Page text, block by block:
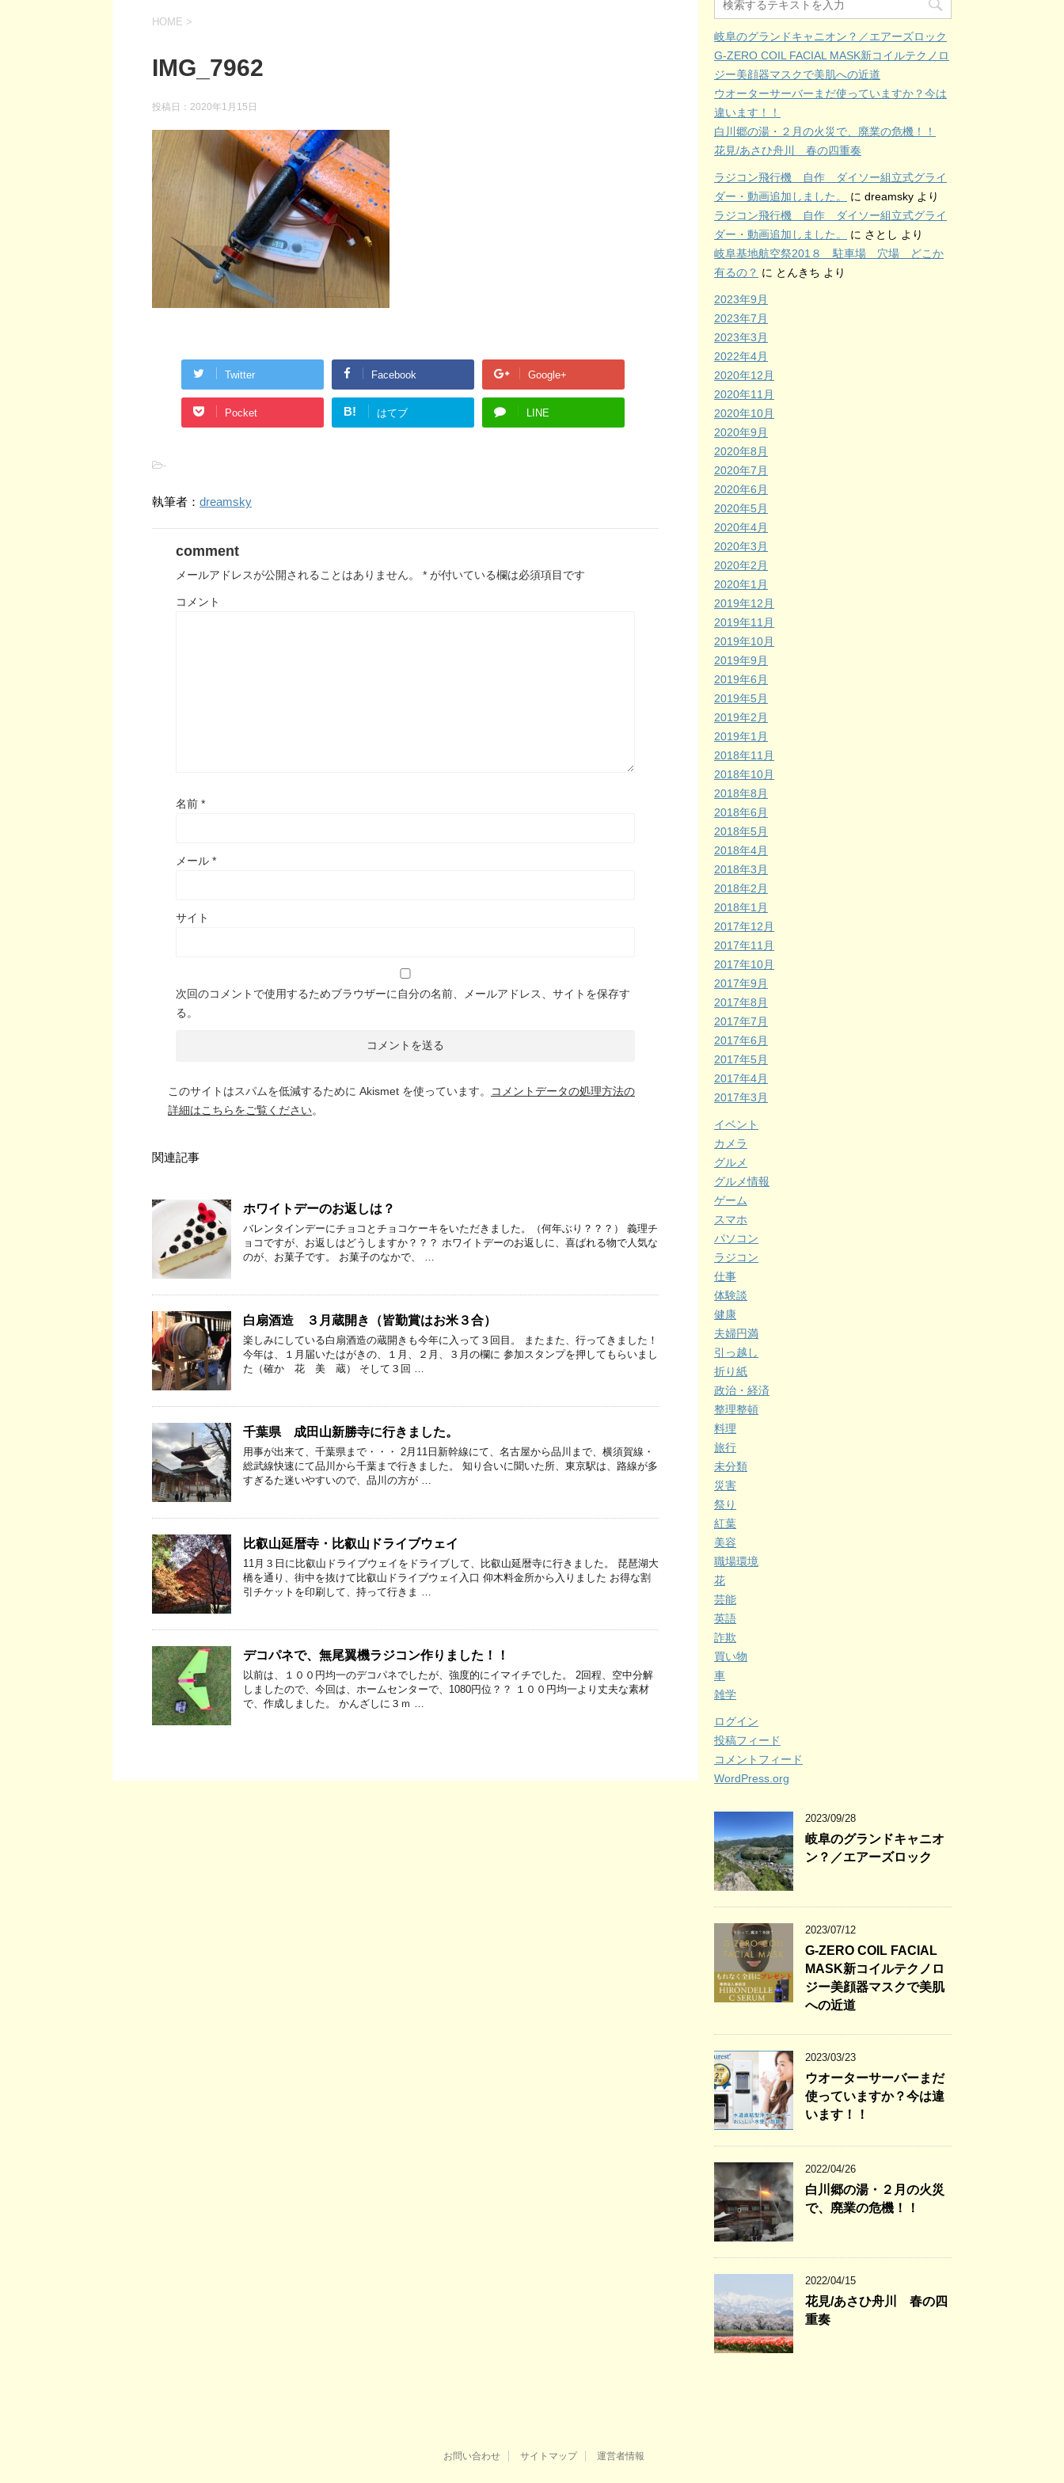
HOME >
IMG_7962
投稿日： 2020年1月15日
Twitter Facebook Google+
Pocket B! はてブ LINE
-
執筆者： dreamsky
comment
メールアドレスが公開されることはありません。 * が付いている欄は必須項目です
コメント
名前 *
メール *
サイト
次回のコメントで使用するためブラウザーに自分の名前、メールアドレス、サイトを保存す
る。
このサイトはスパムを低減するために Akismet を使っています。
コメントデータの処理方法の
詳細はこちらをご覧ください。
関連記事
ホワイトデーのお返しは？
バレンタインデーにチョコとチョコケーキをいただきました。（何年ぶり？？？） 義理チ
ョコですが、お返しはどうしますか？？？ ホワイトデーのお返しに、喜ばれる物で人気な
のが、お菓子です。 お菓子のなかで、 …
白扇酒造 ３月蔵開き（皆勤賞はお米３合）
楽しみにしている白扇酒造の蔵開きも今年に入って３回目。 またまた、行ってきました！
今年は、１月届いたはがきの、１月、２月、３月の欄に 参加スタンプを押してもらいまし
た（確か 花 美 蔵） そして３回 …
千葉県 成田山新勝寺に行きました。
用事が出来て、千葉県まで・・・ 2月11日新幹線にて、名古屋から品川まで、横須賀線・
総武線快速にて品川から千葉まで行きました。 知り合いに聞いた所、東京駅は、路線が多
すぎるた迷いやすいので、品川の方が …
比叡山延暦寺・比叡山ドライブウェイ
11月３日に比叡山ドライブウェイをドライブして、比叡山延暦寺に行きました。 琵琶湖大
橋を通り、街中を抜けて比叡山ドライブウェイ入口 仰木料金所から入りました お得な割
引チケットを印刷して、持って行きま …
デコパネで、無尾翼機ラジコン作りました！！
以前は、１００円均一のデコパネでしたが、強度的にイマイチでした。 2回程、空中分解
しましたので、今回は、ホームセンターで、1080円位？？ １００円均一より丈夫な素材
で、作成しました。 かんざしに３ｍ …
岐阜のグランドキャニオン？／エアーズロック
G-ZERO COIL FACIAL MASK新コイルテクノロ
ジー美顔器マスクで美肌への近道
ウオーターサーバーまだ使っていますか？今は
違います！！
白川郷の湯・２月の火災で、廃業の危機！！
花見/あさひ舟川 春の四重奏
ラジコン飛行機 自作 ダイソー組立式グライ
ダー・動画追加しました。
に dreamsky より
ラジコン飛行機 自作 ダイソー組立式グライ
ダー・動画追加しました。
に さとし より
岐阜基地航空祭201８ 駐車場 穴場 どこか
有るの？ に とんきち より
2023年9月
2023年7月
2023年3月
2022年4月
2020年12月
2020年11月
2020年10月
2020年9月
2020年8月
2020年7月
2020年6月
2020年5月
2020年4月
2020年3月
2020年2月
2020年1月
2019年12月
2019年11月
2019年10月
2019年9月
2019年6月
2019年5月
2019年2月
2019年1月
2018年11月
2018年10月
2018年8月
2018年6月
2018年5月
2018年4月
2018年3月
2018年2月
2018年1月
2017年12月
2017年11月
2017年10月
2017年9月
2017年8月
2017年7月
2017年6月
2017年5月
2017年4月
2017年3月
イベント
カメラ
グルメ
グルメ情報
ゲーム
スマホ
パソコン
ラジコン
仕事
体験談
健康
夫婦円満
引っ越し
折り紙
政治・経済
整理整頓
料理
旅行
未分類
災害
祭り
紅葉
美容
職場環境
花
芸能
英語
詐欺
買い物
車
雑学
ログイン
投稿フィード
コメントフィード
WordPress.org
2023/09/28
岐阜のグランドキャニオ
ン？／エアーズロック
2023/07/12
G-ZERO COIL FACIAL
MASK新コイルテクノロ
ジー美顔器マスクで美肌
への近道
2023/03/23
ウオーターサーバーまだ
使っていますか？今は違
います！！
2022/04/26
白川郷の湯・２月の火災
で、廃業の危機！！
2022/04/15
花見/あさひ舟川 春の四
重奏
お問い合わせ サイトマップ 運営者情報